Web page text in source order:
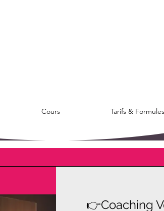
Cours Tarifs & Formules
👉Coaching